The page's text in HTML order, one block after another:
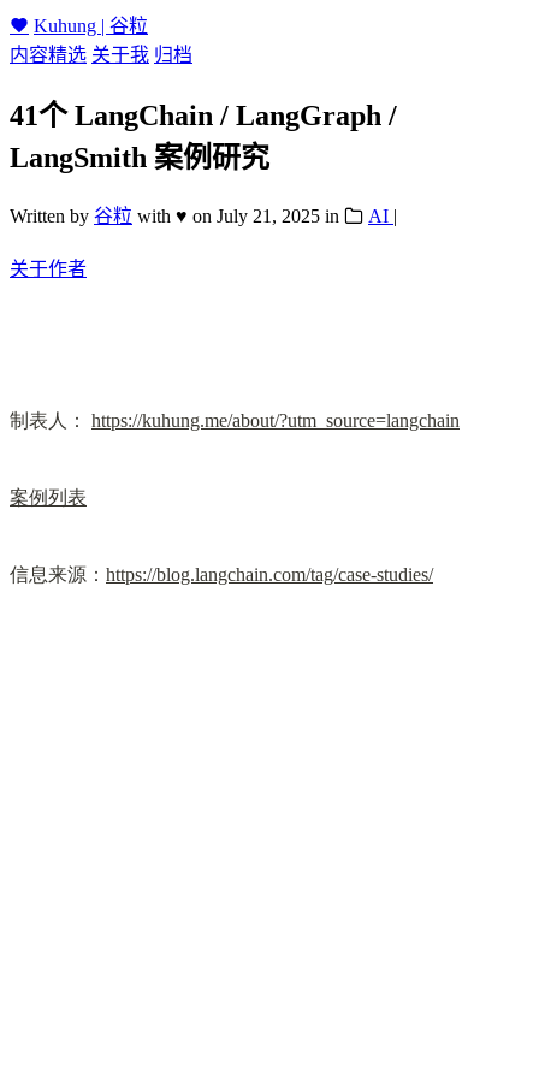
Kuhung | 谷粒
内容精选 关于我 归档
41个 LangChain / LangGraph /
LangSmith 案例研究
Written by 谷粒 with ♥ on July 21, 2025 in AI |
关于作者